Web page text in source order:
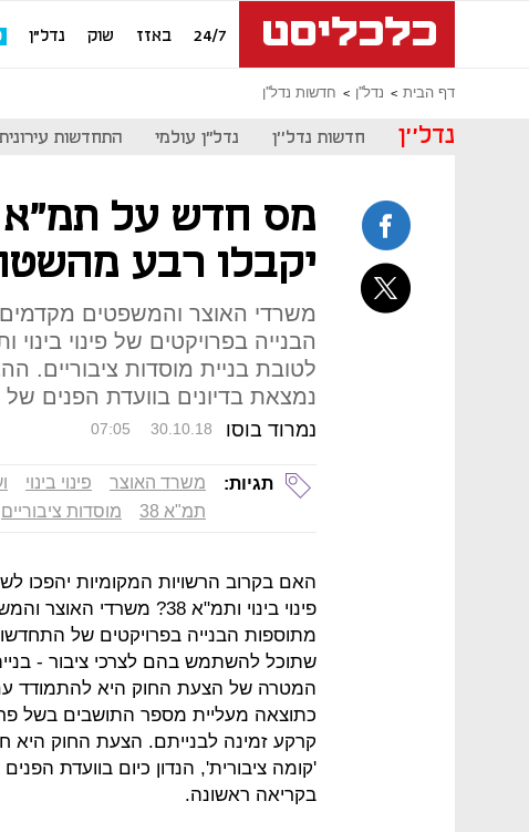
24/7 באזז שוק נדל"ן
דף הבית נדל''ן חדשות נדל''ן
נדל''ן חדשות נדל''ן נדל"ן עולמי התחדשות עירונית
יקבלו רבע
לטובת בניית מוסדות ציבוריים.
נמצאת בדיונים בוועדת הפנים
נמרוד בוסו 07:05 30.10.18
תגיות: משרד האוצר פינוי בינוי
תמ"א 38
מוסדות ציבוריים
האם בקרוב הרשויות המקומיות יהפכו
מתוספות הבנייה בפרויקטים של
שתוכל להשתמש בהם לצרכי ציבור ‑
המטרה של הצעת החוק היא להתמודד
קרקע זמינה לבנייתם. הצעת החוק היא
'קומה ציבורית', הנדון כיום בוועדת
בקריאה ראשונה.